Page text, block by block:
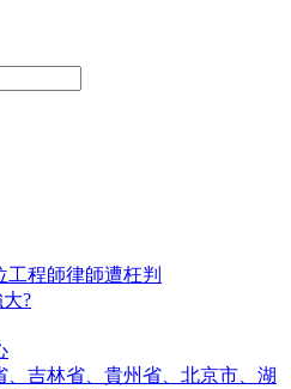
程師律師遭枉判
?
吉林省、貴州省、北京市、湖